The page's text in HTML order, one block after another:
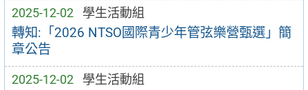
2025-12-02 學生活動組
轉知:「2026 NTSO國際青少年管弦樂營甄選」簡
章公告
2025-12-02 學生活動組